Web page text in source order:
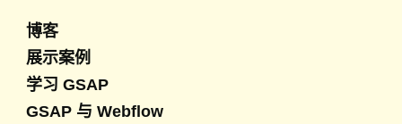
博客
展示案例
学习 GSAP
GSAP 与 Webflow